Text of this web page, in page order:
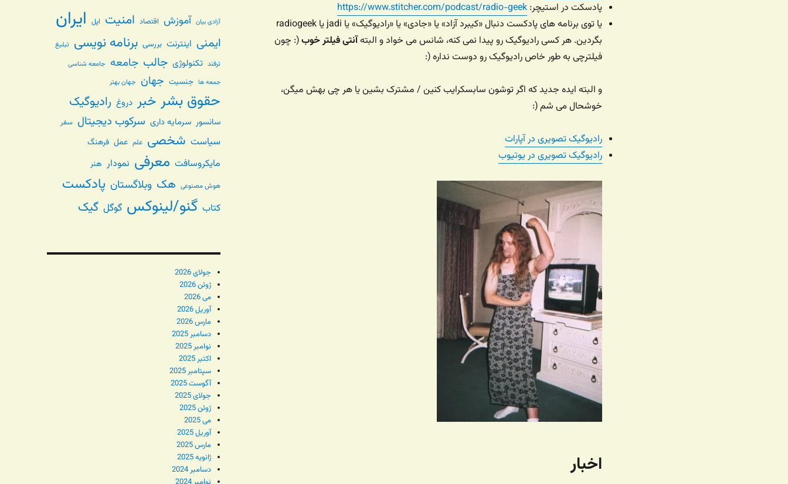
پادسکت در استیچر: https://www.stitcher.com/podcast/radio-geek
یا توی برنامه های پادکست دنبال «کیبرد آزاد» یا «جادی» یا «رادیوگیک» یا jadi یا radiogeek
بگردین. هر کسی رادیوگیک رو پیدا نمی کنه، شانس می خواد و البتهآنتی فیلتر خوب(: چون
فیلترچی به طور خاص رادیوگیک رو دوست نداره (:
و البته ایده جدید که اگر توشون سابسکرایب کنین / مشترک بشین یا هر چی بهش میگن،
خوشحال می شم (:
رادیوگیک تصویری در آپارات
رادیوگیک تصویری در یوتیوب
اخبار
آزادی بیان آموزش اقتصاد امنیت اپل ایران
ایمنی اینترنت بررسی برنامه نویسی تبلیغ
ترفند تکنولوژی جالب جامعه جامعه شناسی
جمعه ها جنسیت جهان جهان بهتر
حقوق بشر خبر دروغ رادیوگیک
سانسور سرمایه داری سرکوب دیجیتال سفر
سیاست شخصی علم عمل فرهنگ
مایکروسافت معرفی نمودار هنر
هوش مصنوعی هک وبلاگستان پادکست
کتاب گنو/لینوکس گوگل گیک
جولای 2026
ژوئن 2026
می 2026
آوریل 2026
مارس 2026
دسامبر 2025
نوامبر 2025
اکتبر 2025
سپتامبر 2025
آگوست 2025
جولای 2025
ژوئن 2025
می 2025
آوریل 2025
مارس 2025
ژانویه 2025
دسامبر 2024